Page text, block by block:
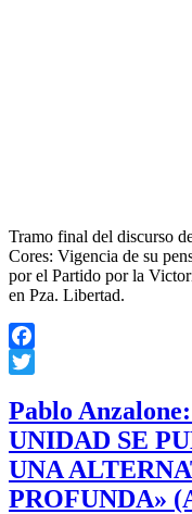
Tramo final del discurso
Cores: Vigencia de su
por el Partido por la
en Pza. Libertad.
Facebook
Pablo
UNIDAD SE
UNA
PROFUNDA»